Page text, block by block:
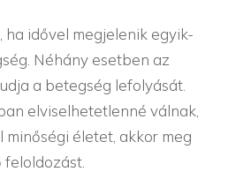
ha idővel megjelenik egyik-
Néhány esetben az
a betegség lefolyását.
elviselhetetlenné válnak,
minőségi életet, akkor meg
feloldozást.